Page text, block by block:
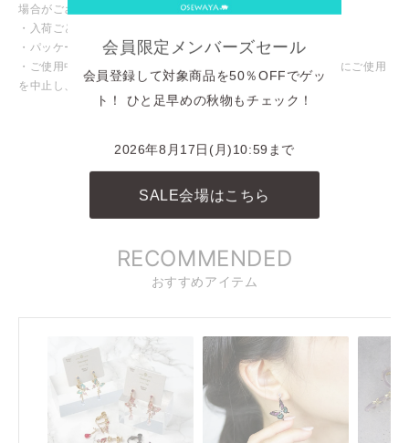
場合がございます。
・入荷ごとに色味や仕様が変わる場合がございます。
・パッケージや台紙等が変わる場合がございます。
・ご使用中、皮膚にかゆみや腫れなど異常を感じた場合は直ちにご使用
を中止し、専門医にご相談ください。
商品に関連したINSTAGRAM投稿
REELS
RECOMMENDED
おすすめアイテム
会員限定メンバーズセール
会員登録して対象商品を50％OFFでゲッ
ト！ ひと足早めの秋物もチェック！
2026年8月17日(月)10:59まで
SALE会場はこちら